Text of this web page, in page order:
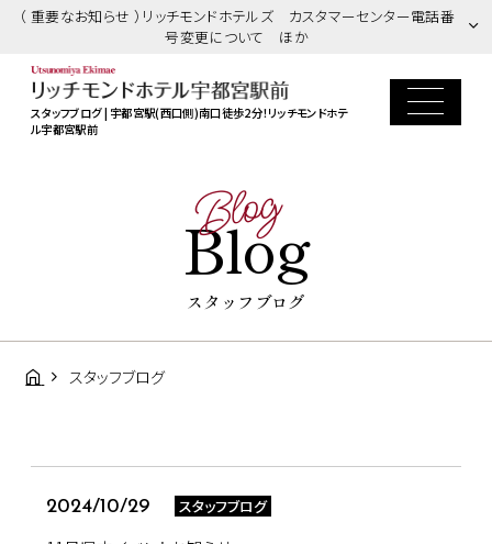
（ 重要なお知らせ ）リッチモンドホテルズ カスタマーセンター電話番
号変更について ほか
スタッフブログ | 宇都宮駅(西口側)南口徒歩2分！リッチモンドホテ
ル宇都宮駅前
Blog
Blog
スタッフブログ
スタッフブログ
2024/10/29 スタッフブログ